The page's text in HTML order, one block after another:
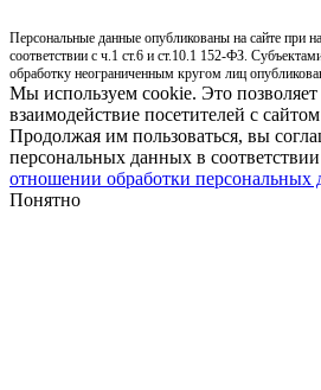
Персональные данные опубликованы на сайте при
соответствии с ч.1 ст.6 и ст.10.1 152-ФЗ.
обработку неограниченным кругом лиц
Мы используем cookie. Это позволяет
взаимодействие посетителей с
Продолжая им пользоваться, вы
персональных данных в
отношении обработки персональных
Понятно